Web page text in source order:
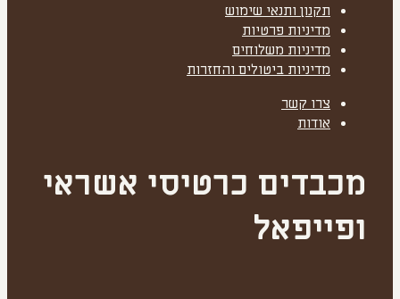
תקנון ותנאי שימוש
מדיניות פרטיות
מדיניות משלוחים
מדיניות ביטולים והחזרות
צרו קשר
אודות
מכבדים כרטיסי אשראי
ופייפאל